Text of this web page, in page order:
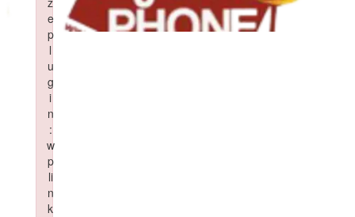
e
p
l
u
g
i
n
:
w
p
li
n
k